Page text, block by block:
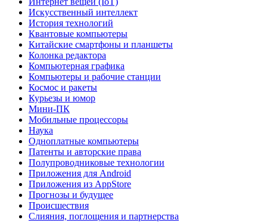
Искусственный интеллект
История технологий
Квантовые компьютеры
Китайские смартфоны и планшеты
Колонка редактора
Компьютерная графика
Компьютеры и рабочие станции
Космос и ракеты
Курьезы и юмор
Мини-ПК
Мобильные процессоры
Наука
Одноплатные компьютеры
Патенты и авторские права
Полупроводниковые технологии
Приложения для Android
Приложения из AppStore
Прогнозы и будущее
Происшествия
Слияния, поглощения и партнерства